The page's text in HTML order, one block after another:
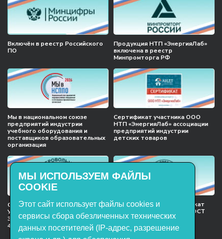
Включён в реестр Российского
ПО
Продукция НТП «ЭнергияЛаб»
включена в реестр
Минпромторга РФ
Мы в национальном союзе
предприятий индустрии
учебного оборудования и
поставщиков образовательных
организация
Сертификат участника ООО
НТП «ЭнергияЛаб» ассоциации
предприятий индустрии
детских товаров
Сертификат соответствия
Учебное оборудование, марки
ЭнергияЛаб ТУ 32.99.53–001–
47627947–2021 Серийный выпуск
Международный сертификат
менеджмента качества ГОСТ
ISO 9001:2015
МЫ ИСПОЛЬЗУЕМ ФАЙЛЫ
COOKIE
Этот сайт использует файлы cookies и
сервисы сбора обезличенных технических
данных посетителей (IP-адрес, разрешение